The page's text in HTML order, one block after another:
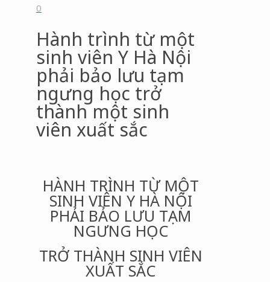
0
Hành trình từ một
sinh viên Y Hà Nội
phải bảo lưu tạm
ngưng học trở
thành một sinh
viên xuất sắc
HÀNH TRÌNH TỪ MỘT
SINH VIÊN Y HÀ NỘI
PHẢI BẢO LƯU TẠM
NGƯNG HỌC
TRỞ THÀNH SINH VIÊN
XUẤT SẮC